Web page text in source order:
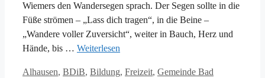
Wiemers den Wandersegen sprach. Der Segen sollte in die
Füße strömen – „Lass dich tragen“, in die Beine –
„Wandere voller Zuversicht“, weiter in Bauch, Herz und
Hände, bis … Weiterlesen
Kategorien
Alhausen, BDiB, Bildung, Freizeit, Gemeinde Bad